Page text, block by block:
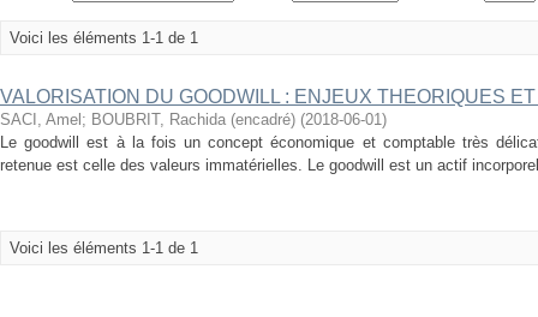
Voici les éléments 1-1 de 1
VALORISATION DU GOODWILL : ENJEUX THEORIQUES
SACI, Amel ; BOUBRIT, Rachida (encadré) (2018-06-01)
Le goodwill est à la fois un concept économique et comptable très
retenue est celle des valeurs immatérielles. Le goodwill est un actif
Voici les éléments 1-1 de 1